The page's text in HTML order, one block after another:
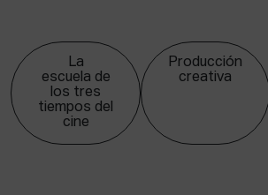
La
escuela de
los tres
tiempos del
cine
Producción
creativa